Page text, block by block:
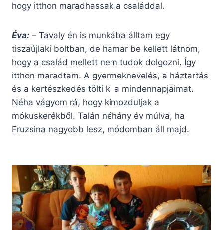
hogy itthon maradhassak a családdal.
Éva: – Tavaly én is munkába álltam egy
tiszaújlaki boltban, de hamar be kellett látnom,
hogy a család mellett nem tudok dolgozni. Így
itthon maradtam. A gyermeknevelés, a háztartás
és a kertészkedés tölti ki a mindennapjaimat.
Néha vágyom rá, hogy kimozduljak a
mókuskerékből. Talán néhány év múlva, ha
Fruzsina nagyobb lesz, módomban áll majd.